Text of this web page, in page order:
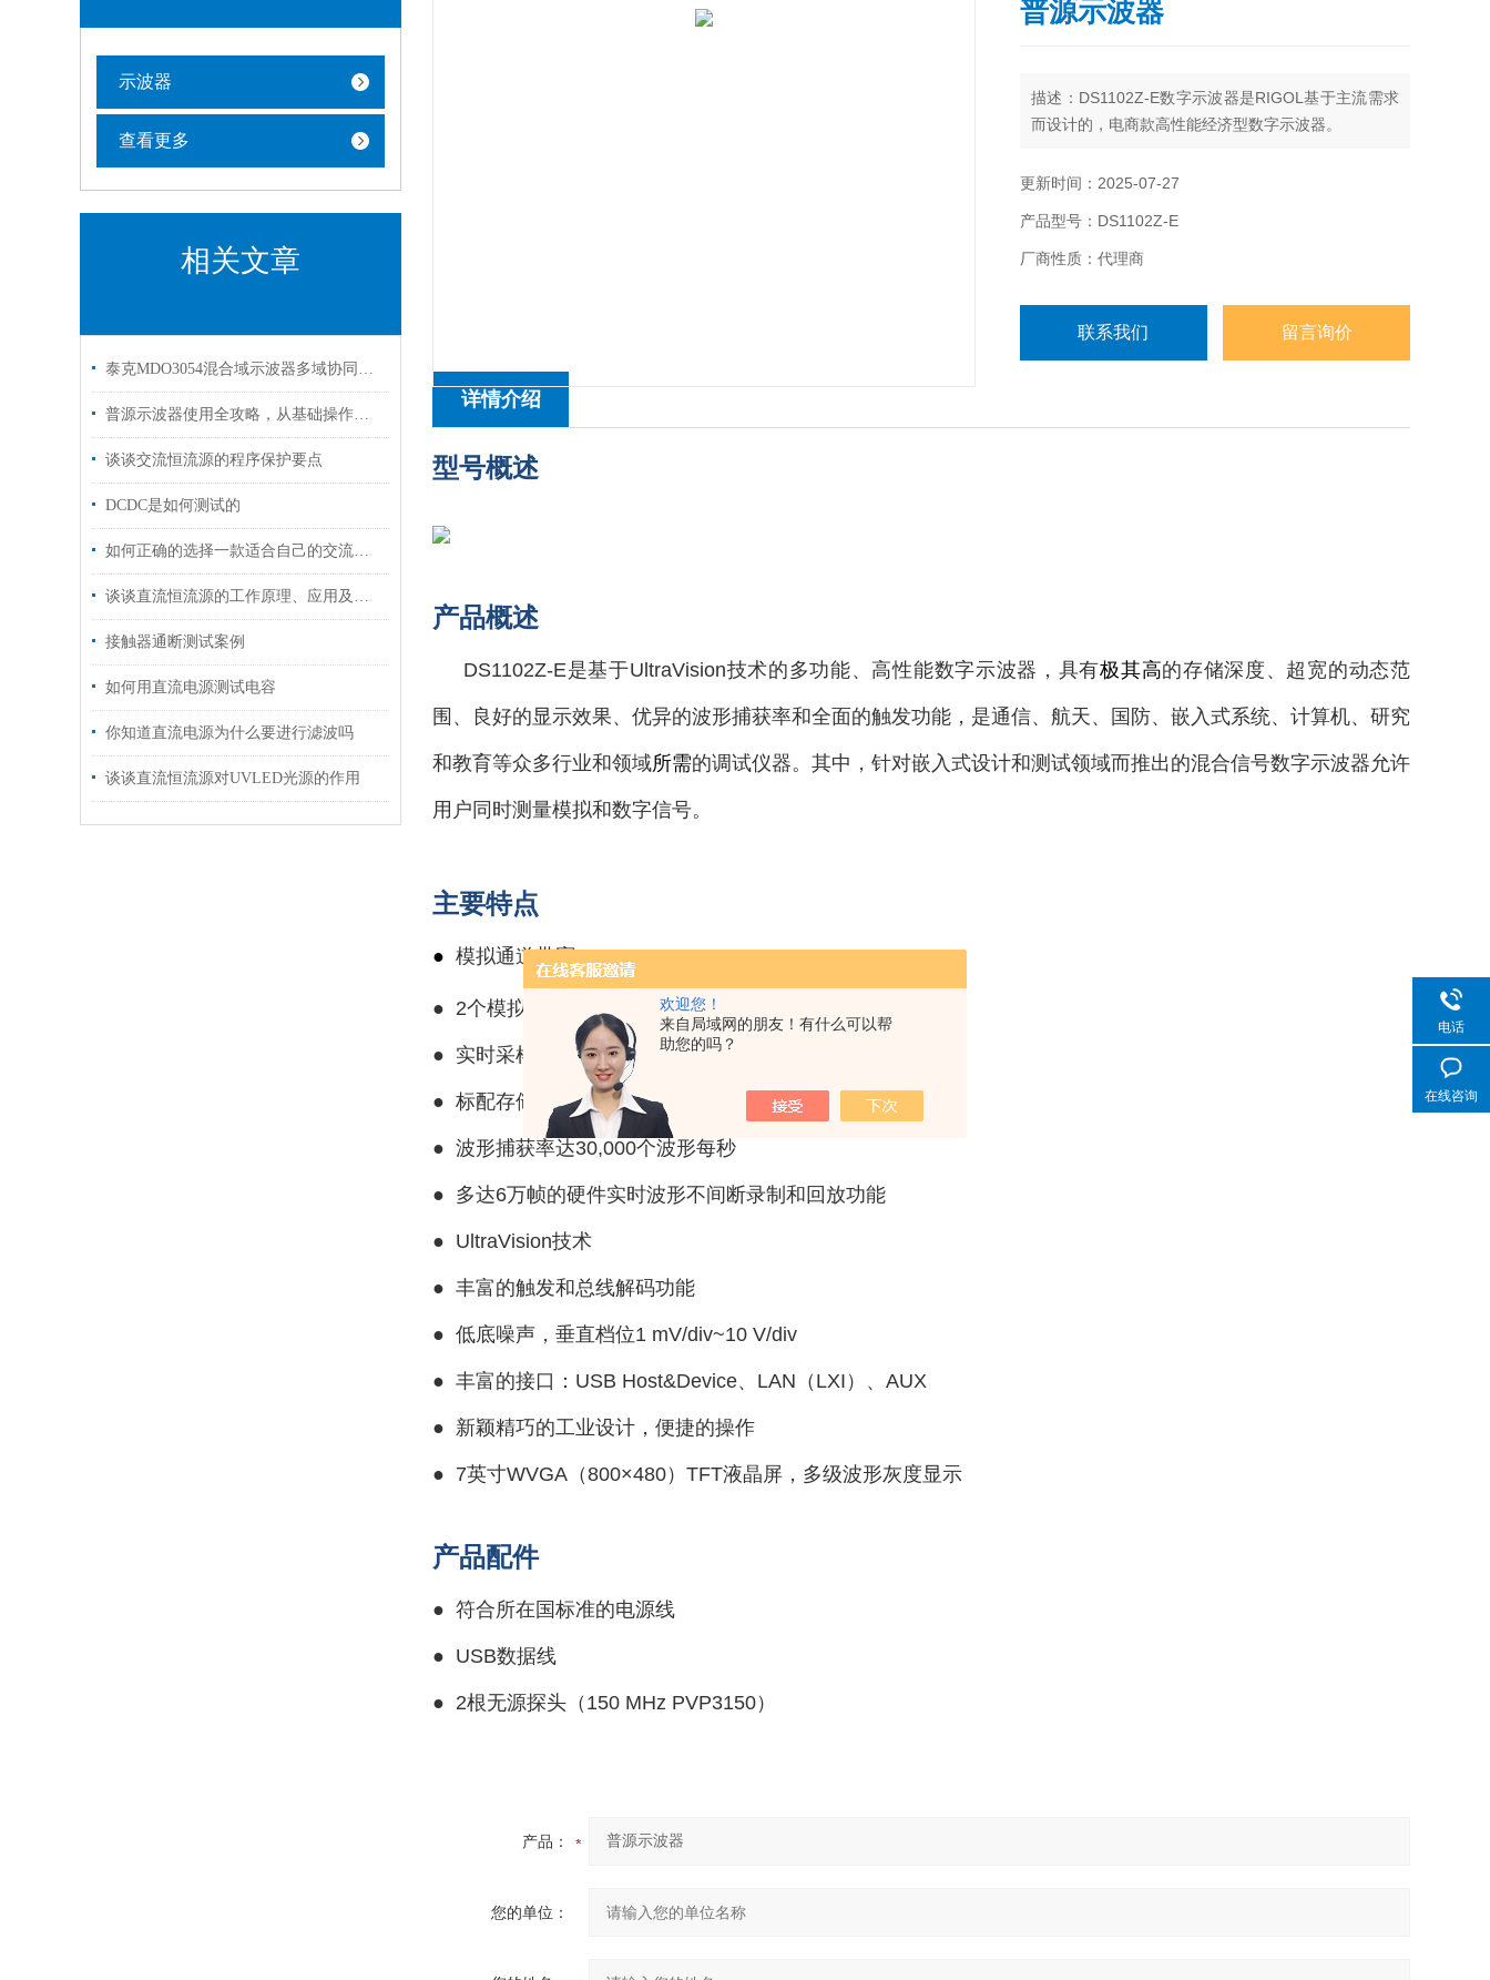
欢迎您！
来自局域网的朋友！有什么可以帮
助您的吗？
示波器
查看更多
相关文章
泰克MDO3054混合域示波器多域协同的调试全能王
普源示波器使用全攻略，从基础操作到高级应用
谈谈交流恒流源的程序保护要点
DCDC是如何测试的
如何正确的选择一款适合自己的交流电源
谈谈直流恒流源的工作原理、应用及其特点
接触器通断测试案例
如何用直流电源测试电容
你知道直流电源为什么要进行滤波吗
谈谈直流恒流源对UVLED光源的作用
普源示波器
描述： DS1102Z-E数字示波器是RIGOL基于主流需求
而设计的，电商款高性能经济型数字示波器。
更新时间：2025-07-27
产品型号：DS1102Z-E
厂商性质：代理商
联系我们 留言询价
详情介绍
型号概述
产品概述
DS1102Z-E是基于UltraVision技术的多功能、高性能数字示波器，具有极其高的存储深度、超宽的动态范
围、良好的显示效果、优异的波形捕获率和全面的触发功能，是通信、航天、国防、嵌入式系统、计算机、研究
和教育等众多行业和领域所需的调试仪器。其中，针对嵌入式设计和测试领域而推出的混合信号数字示波器允许
用户同时测量模拟和数字信号。
主要特点
● 模拟通道带宽：100 MHz
● 2个模拟通道
● 实时采样率达1 GSa/s
● 标配存储深度达24 Mpts
● 波形捕获率达30,000个波形每秒
● 多达6万帧的硬件实时波形不间断录制和回放功能
● UltraVision技术
● 丰富的触发和总线解码功能
● 低底噪声，垂直档位1 mV/div~10 V/div
● 丰富的接口：USB Host&Device、LAN（LXI）、AUX
● 新颖精巧的工业设计，便捷的操作
● 7英寸WVGA（800×480）TFT液晶屏，多级波形灰度显示
产品配件
● 符合所在国标准的电源线
● USB数据线
● 2根无源探头（150 MHz PVP3150）
产品：
您的单位：
电话
在线咨询